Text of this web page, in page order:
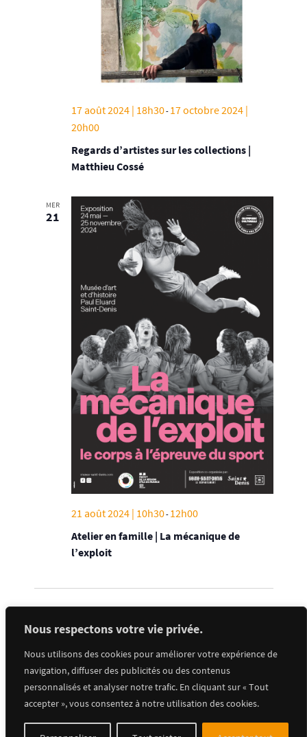
Nous respectons votre vie privée.
Nous utilisons des cookies pour améliorer votre expérience de
navigation, diffuser des publicités ou des contenus
personnalisés et analyser notre trafic. En cliquant sur « Tout
accepter », vous consentez à notre utilisation des cookies.
Regards d’artistes sur les collections |
Matthieu Cossé
17 août 2024 | 18h30- 17 octobre 2024 |
20h00
MER
21
Atelier en famille | La mécanique de
l’exploit
21 août 2024 | 10h30- 12h00
Évènements
précédents Aujourd’hui Évènements
suivants
S’abonner au calendrier